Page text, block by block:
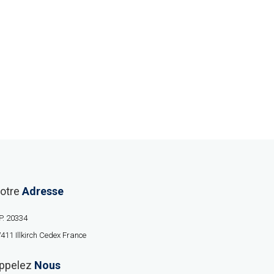
Adresse
20334
Illkirch Cedex France
Nous